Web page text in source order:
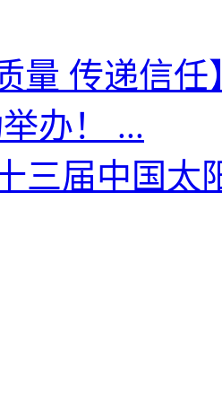
量 传递信
办！ ...
三届中国太